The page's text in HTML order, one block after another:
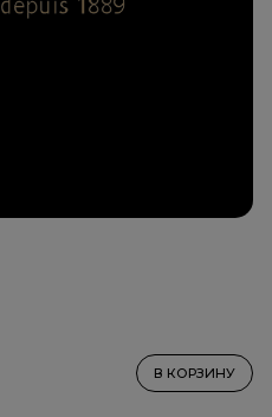
В КОРЗИНУ